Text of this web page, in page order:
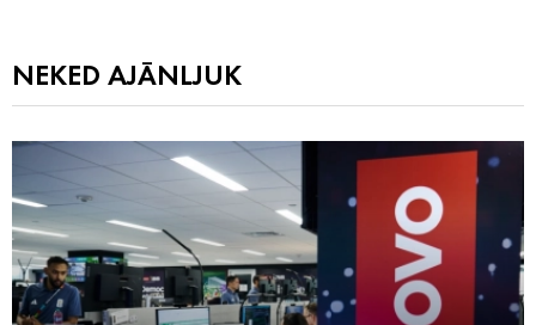
NEKED AJÁNLJUK